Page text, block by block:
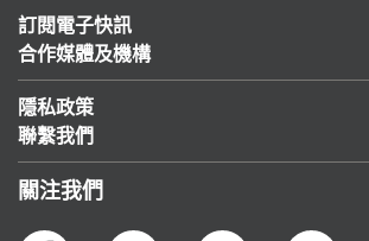
訂閱電子快訊
合作媒體及機構
隱私政策
聯繫我們
關注我們